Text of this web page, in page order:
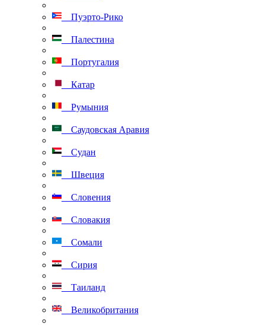
Пуэрто-Рико
Палестина
Португалия
Катар
Румыния
Саудовская Аравия
Судан
Швеция
Словения
Словакия
Сомали
Сирия
Таиланд
Великобритания